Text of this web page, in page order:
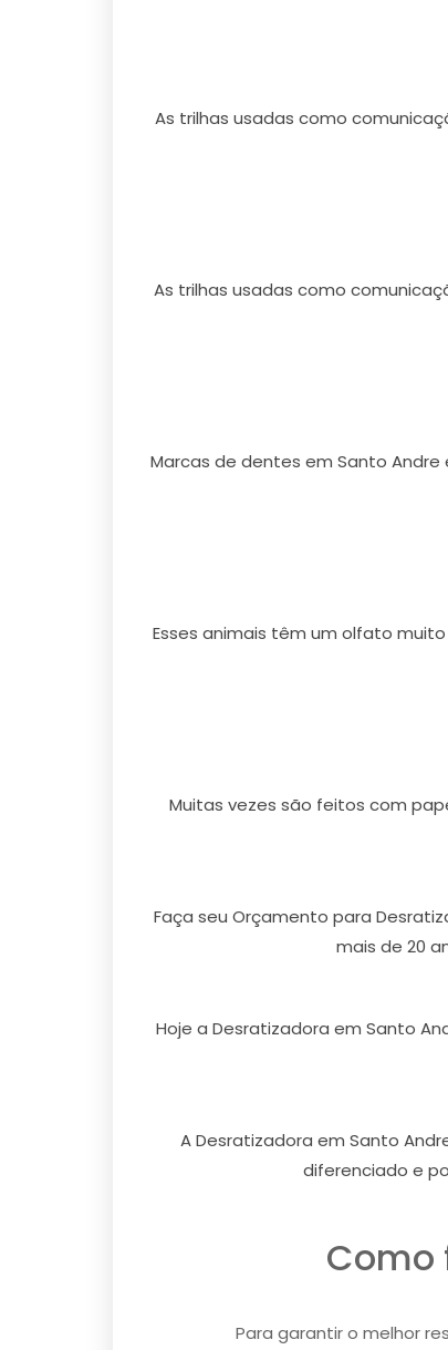
As trilhas usadas como
As trilhas usadas como
Marcas de dentes em Santo
Esses animais têm um olfato
Muitas vezes são feitos com
Faça seu Orçamento para
mais de 20
Hoje a Desratizadora em Santo
A Desratizadora em Santo
diferenciado e
Como
Para garantir o melhor